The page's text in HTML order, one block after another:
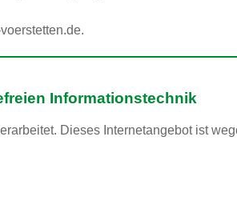
Informationstechnik
Dieses Internetangebot ist